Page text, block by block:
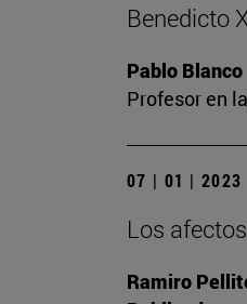
Benedicto
Pablo Blanco
Profesor en
07 | 01 | 2023
Los
Ramiro